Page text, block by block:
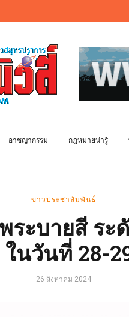
อาชญากรรม กฎหมายน่ารู้
ข่าวประชาสัมพันธ์
ระบายสี ร
นวันที่ 28-
26 สิงหาคม 2024